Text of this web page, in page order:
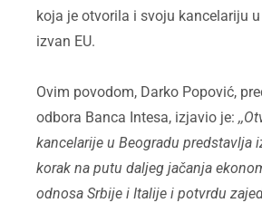
koja je otvorila i svoju kancelariju
izvan EU.
Ovim povodom, Darko Popović,
odbora Banca Intesa, izjavio je:
kancelarije u Beogradu predstavlja
korak na putu daljeg jačanja
odnosa Srbije i Italije i potvrdu